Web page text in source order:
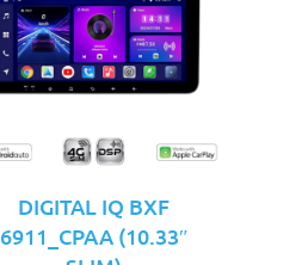
DIGITAL IQ BXF
6911_CPAA (10.33″